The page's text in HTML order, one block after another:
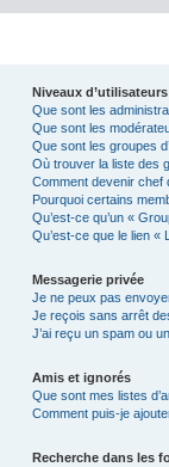
Niveaux
Que sont les
Que sont les
Que sont les groupes
Où trouver la liste des
Comment devenir chef
Pourquoi certains
Qu’est-ce qu’un «
Qu’est-ce que le lien «
Messagerie privée
Je ne peux pas
Je reçois sans arrêt
J’ai reçu un spam ou
Amis et ignorés
Que sont mes listes
Comment puis-je
Recherche dans les